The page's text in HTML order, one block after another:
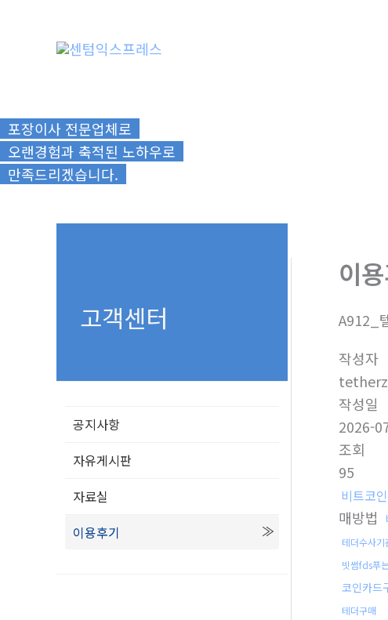
너
뛰
기
포장이사 전문업체로
오랜경험과 축적된 노하우로
만족드리겠습니다.
고객센터
공지사항
자유게시판
자료실
이용후기
이
A912_
작성자
작성일
2026-
조회
95
비트코
매방법
테더수사기
빗썸fds푸
코인카드
테더구매